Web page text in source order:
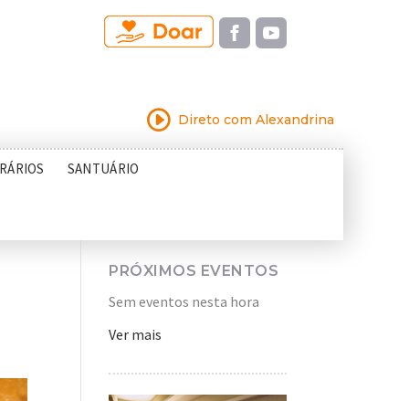
I Direto com Alexandrina
SANTUÁRIO
PRÓXIMOS EVENTOS
Sem eventos nesta hora
Ver mais